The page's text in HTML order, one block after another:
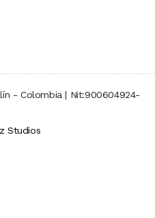
- Colombia | Nit:900604924-
Studios